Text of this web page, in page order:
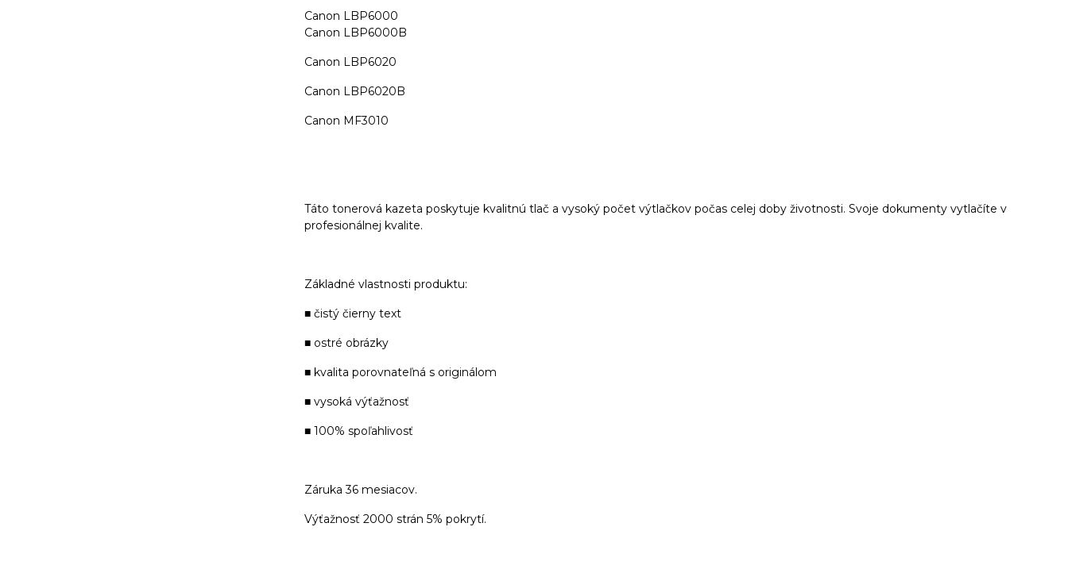
Canon LBP6000
Canon LBP6000B
Canon LBP6020
Canon LBP6020B
Canon MF3010
Táto tonerová kazeta poskytuje kvalitnú tlač a vysoký počet výtlačkov počas celej doby životnosti. Svoje dokumenty vytlačíte v
profesionálnej kvalite.
Základné vlastnosti produktu:
■ čistý čierny text
■ ostré obrázky
■ kvalita porovnateľná s originálom
■ vysoká výťažnosť
■ 100% spoľahlivosť
Záruka 36 mesiacov.
Výťažnosť 2000 strán 5% pokrytí.